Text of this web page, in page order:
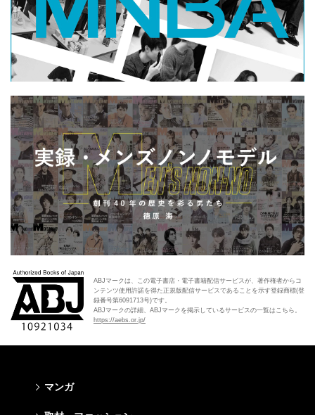
ABJマークは、この電子書店・電子書籍配信サービスが、著作権者からコ
ンテンツ使用許諾を得た正規版配信サービスであることを示す登録商標(登
録番号第6091713号)です。
ABJマークの詳細、ABJマークを掲示しているサービスの一覧はこちら。
https://aebs.or.jp/
マンガ